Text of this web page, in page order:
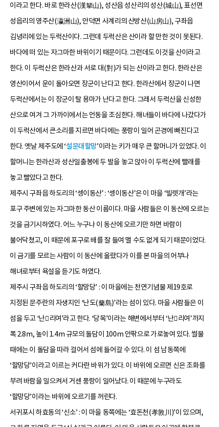
이라고 한다. 바로 한라산(漢拏山), 성산읍 성산리의 성산(城山), 표선면
성읍리의 영주산(瀛洲山), 안덕면 사계리의 산방산(山房山), 구좌읍
김녕리에 있는 두럭산이다. 그런데 두럭산은 산이라 할 만한 것이 못된다.
바다에 떠 있는 자그마한 바위이기 때문이다. 그런데도 이것을 산이라고
한다. 이 두럭산은 한라산과 서로 대(對)가 되는 산이라고 한다. 한라산은
영산이어서 운이 돌아오면 장군이 난다고 한다. 한라산에서 장군이 나면
두럭산에서는 이 장군이 탈 용마가 난다고 한다. 그래서 두럭산을 신성한
산으로 여겨 그 가까이에서는 언동을 조심한다. 해녀들이 바다에 나갔다가
이 두럭산에서 큰소리를 지르면 바다에는 풍랑이 일어 곤경에 빠진다고
한다. 옛날 제주도에 ‘설문대할망’이라는 키가 매우 큰 할머니가 있었다. 이
할머니는 한라산과 성산일출봉에 두 발을 놓고 앉아 이 두럭산에 빨래를
놓고 빨았다고 한다.
제주시 구좌읍 하도리의 ‘셍이동산’ : ‘셍이동산’은 이 마을 ‘빌렛개’라는
포구 주변에 있는 자그마한 동산 이름이다. 마을 사람들은 이 동산에 오르는
것을 금기시하였다. 어느 누구나 이 동산에 오르기만 하면 바람이
불어닥쳤고, 이 때문에 포구로 배를 잘 들여 맬 수도 없게 되기 때문이었다.
이 금기를 모르는 사람이 이 동산에 올랐다가 이를 본 마을의 어부나
해녀로부터 욕설을 듣기도 하였다.
제주시 구좌읍 하도리의 ‘할망당’ : 이 마을에는 천연기념물 제19호로
지정된 문주란의 자생지인 ‘난도(蘭島)’라는 섬이 있다. 마을 사람들은 이
섬을 두고 ‘난리여’라고 한다. ‘당목’이라는 해변에서부터 ‘난리여’까지
폭 2.8m, 높이 1.4m 규모의 돌담이 100m 안팎으로 가로놓여 있다. 썰물
때에는 이 돌담을 따라 걸어서 섬에 들어갈 수 있다. 이 섬 남동쪽에
‘할망당’이라고 이르는 커다란 바위가 있다. 이 바위에 오르면 신은 조화를
부려 바람을 일으켜서 거센 풍랑이 일어났다. 이 때문에 누구라도
‘할망당’이라는 바위에 오르기를 꺼린다.
서귀포시 하효동의 ‘신소’ : 이 마을 동쪽에는 ‘효돈천(孝敦川)’이 있으며,